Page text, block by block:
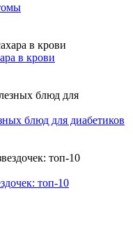
в крови
блюд для диабетиков
топ-10